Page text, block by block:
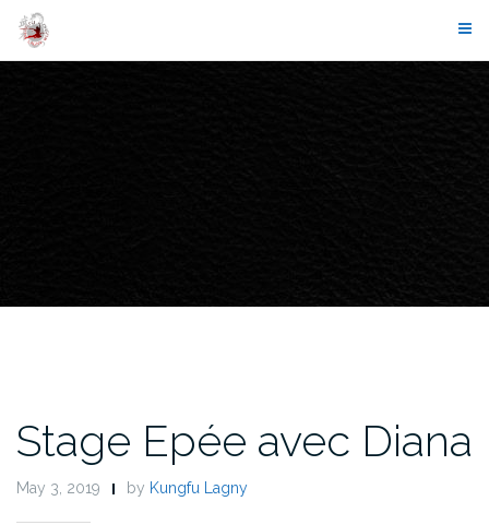
Skip
content
Stage Epée avec Diana
May 3, 2019 by Kungfu Lagny